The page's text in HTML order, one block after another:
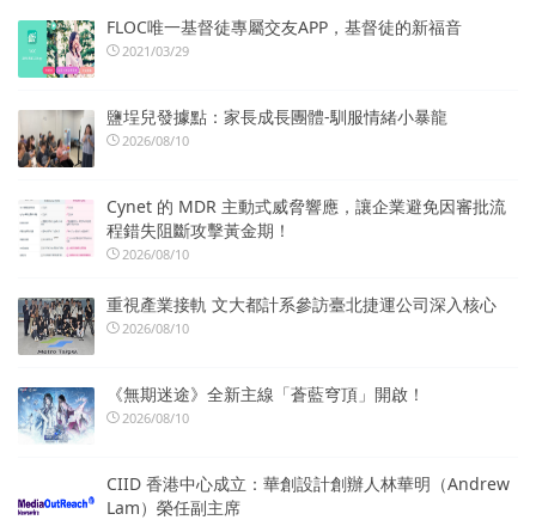
FLOC唯一基督徒專屬交友APP，基督徒的新福音
2021/03/29
鹽埕兒發據點：家長成長團體-馴服情緒小暴龍
2026/08/10
Cynet 的 MDR 主動式威脅響應，讓企業避免因審批流
程錯失阻斷攻擊黃金期！
2026/08/10
重視產業接軌 文大都計系參訪臺北捷運公司深入核心
2026/08/10
《無期迷途》全新主線「蒼藍穹頂」開啟！
2026/08/10
CIID 香港中心成立：華創設計創辦人林華明（Andrew
Lam）榮任副主席